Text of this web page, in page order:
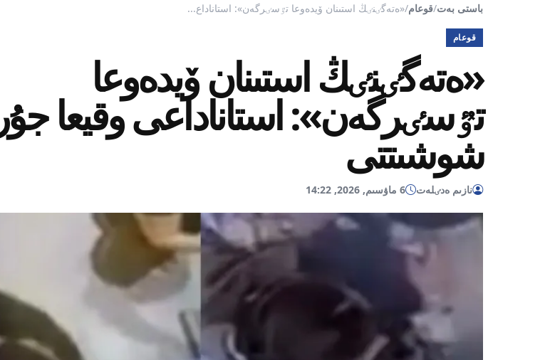
باستى بەت/قوعام/«ەتەگٸنٸڭ استىنان ۆيدەوعا تٷسٸرگەن»: استاناداع...
قوعام
«ەتەگٸنٸڭ استىنان ۆيدەوعا
تٷسٸرگەن»: استاناداعى وقيعا
شوشىتتى
نازىم ەدٸلەت 6 ماۋسىم, 2026, 14:22